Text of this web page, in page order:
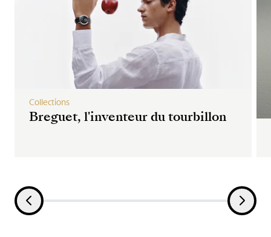
Breguet, l'inventeur du tourbillon
Collections